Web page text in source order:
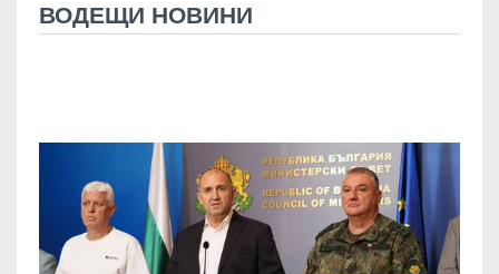
ВОДЕЩИ НОВИНИ